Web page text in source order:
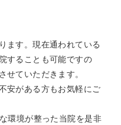
ます。現在通われている
することも可能ですの
せていただきます。
安がある方もお気軽にご
環境が整った当院を是非